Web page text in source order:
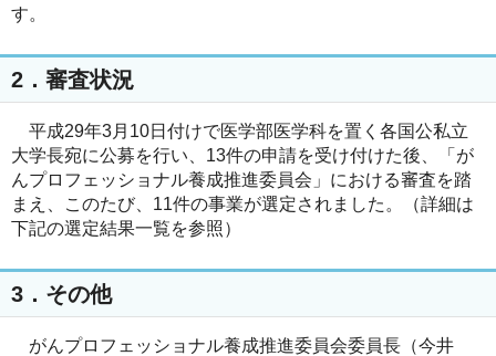
す。
2．審査状況
平成29年3月10日付けで医学部医学科を置く各国公私立
大学長宛に公募を行い、13件の申請を受け付けた後、「が
んプロフェッショナル養成推進委員会」における審査を踏
まえ、このたび、11件の事業が選定されました。（詳細は
下記の選定結果一覧を参照）
3．その他
がんプロフェッショナル養成推進委員会委員長（今井